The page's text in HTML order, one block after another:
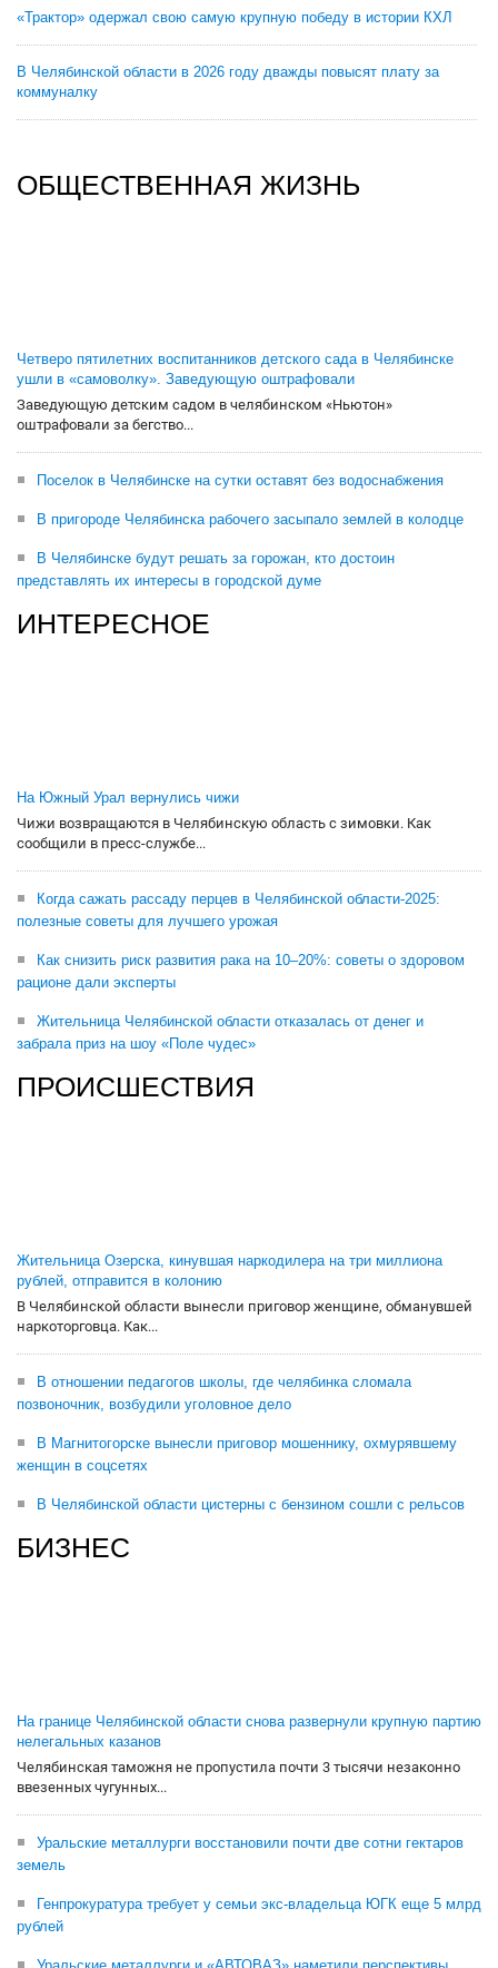
«Трактор» одержал свою самую крупную победу в истории КХЛ
В Челябинской области в 2026 году дважды повысят плату за
коммуналку
ОБЩЕСТВЕННАЯ ЖИЗНЬ
Четверо пятилетних воспитанников детского сада в Челябинске
ушли в «самоволку». Заведующую оштрафовали
Заведующую детским садом в челябинском «Ньютон»
оштрафовали за бегство...
Поселок в Челябинске на сутки оставят без водоснабжения
В пригороде Челябинска рабочего засыпало землей в колодце
В Челябинске будут решать за горожан, кто достоин
представлять их интересы в городской думе
ИНТЕРЕСНОЕ
На Южный Урал вернулись чижи
Чижи возвращаются в Челябинскую область с зимовки. Как
сообщили в пресс-службе...
Когда сажать рассаду перцев в Челябинской области-2025:
полезные советы для лучшего урожая
Как снизить риск развития рака на 10–20%: советы о здоровом
рационе дали эксперты
Жительница Челябинской области отказалась от денег и
забрала приз на шоу «Поле чудес»
ПРОИСШЕСТВИЯ
Жительница Озерска, кинувшая наркодилера на три миллиона
рублей, отправится в колонию
В Челябинской области вынесли приговор женщине, обманувшей
наркоторговца. Как...
В отношении педагогов школы, где челябинка сломала
позвоночник, возбудили уголовное дело
В Магнитогорске вынесли приговор мошеннику, охмурявшему
женщин в соцсетях
В Челябинской области цистерны с бензином сошли с рельсов
БИЗНЕС
На границе Челябинской области снова развернули крупную партию
нелегальных казанов
Челябинская таможня не пропустила почти 3 тысячи незаконно
ввезенных чугунных...
Уральские металлурги восстановили почти две сотни гектаров
земель
Генпрокуратура требует у семьи экс-владельца ЮГК еще 5 млрд
рублей